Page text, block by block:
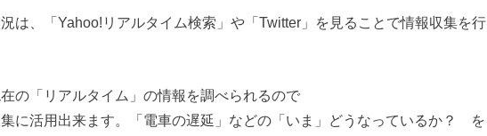
は、「Yahoo!リアルタイム検索」や「Twitter」を見ることで情報収集を行
の「リアルタイム」の情報を調べられるので
に活用出来ます。「電車の遅延」などの「いま」どうなっているか？ を